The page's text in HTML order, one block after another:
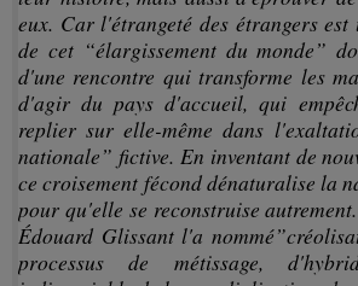
eux. Car l'étrangeté des étrangers est
de cet “élargissement du monde”
d'une rencontre qui transforme les
d'agir du pays d'accueil, qui
replier sur elle-même dans
nationale” fictive. En inventant de
ce croisement fécond dénaturalise la
pour qu'elle se reconstruise
Édouard Glissant l'a
processus de métissage,